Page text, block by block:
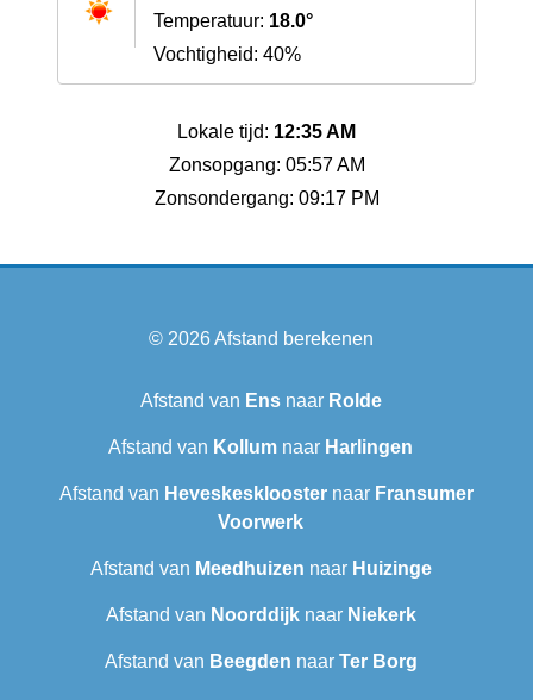
Temperatuur: 18.0°
Vochtigheid: 40%
Lokale tijd: 12:35 AM
Zonsopgang: 05:57 AM
Zonsondergang: 09:17 PM
© 2026Afstand berekenen
Afstand van Ensnaar Rolde
Afstand van Kollum naar Harlingen
Afstand van Heveskesklooster‎ naar Fransumer
Voorwerk
Afstand van Meedhuizen naar Huizinge
Afstand van Noorddijknaar Niekerk
Afstand van Beegden naar Ter Borg